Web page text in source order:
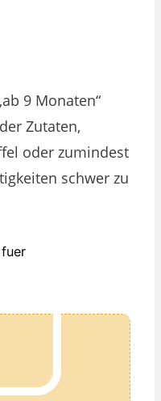
9 Monaten“
Zutaten,
oder zumindest
schwer zu